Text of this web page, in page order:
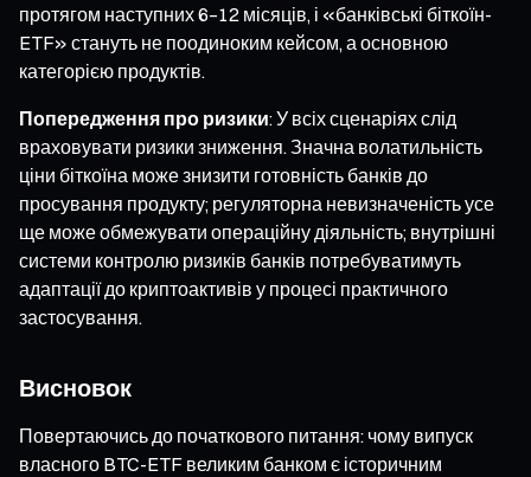
протягом наступних 6–12 місяців, і «банківські біткоїн-
ETF» стануть не поодиноким кейсом, а основною
категорією продуктів.
Попередження про ризики: У всіх сценаріях слід
враховувати ризики зниження. Значна волатильність
ціни біткоїна може знизити готовність банків до
просування продукту; регуляторна невизначеність усе
ще може обмежувати операційну діяльність; внутрішні
системи контролю ризиків банків потребуватимуть
адаптації до криптоактивів у процесі практичного
застосування.
Висновок
Повертаючись до початкового питання: чому випуск
власного BTC-ETF великим банком є історичним